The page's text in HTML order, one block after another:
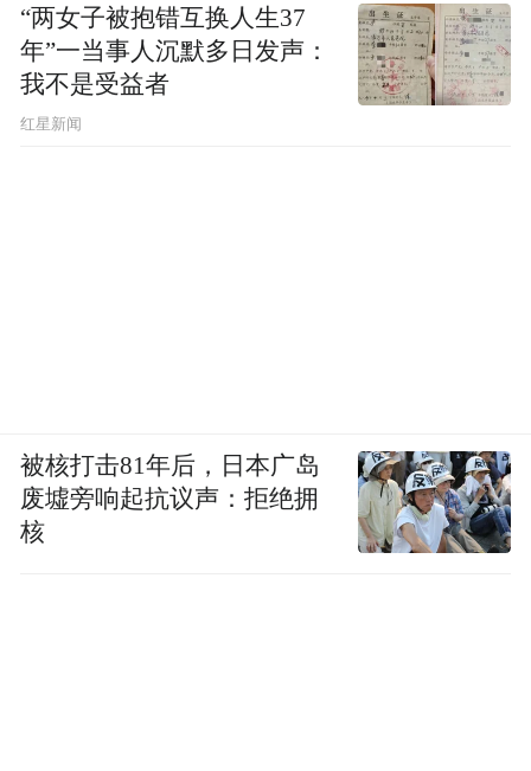
“两女子被抱错互换人生37
年”一当事人沉默多日发声：
我不是受益者
红星新闻
被核打击81年后，日本广岛
废墟旁响起抗议声：拒绝拥
核